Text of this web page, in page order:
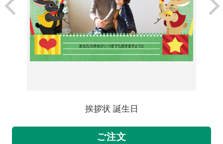
挨拶状 誕生日
ご注文